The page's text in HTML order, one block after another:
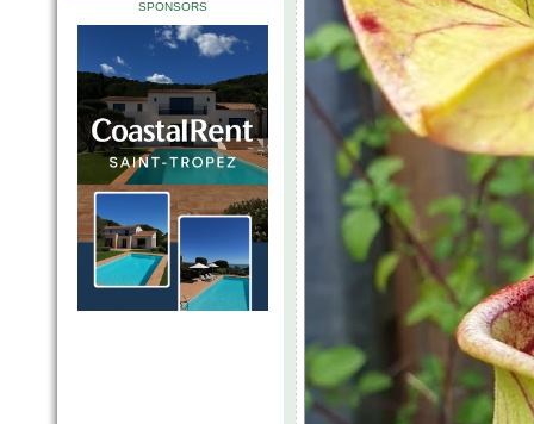
SPONSORS